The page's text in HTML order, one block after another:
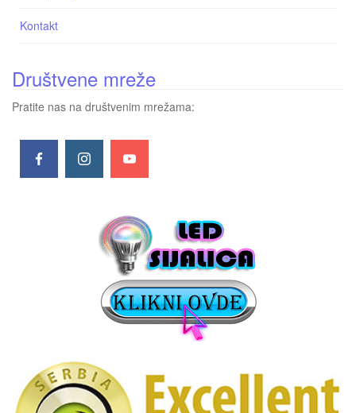
Kontakt
Društvene mreže
Pratite nas na društvenim mrežama: